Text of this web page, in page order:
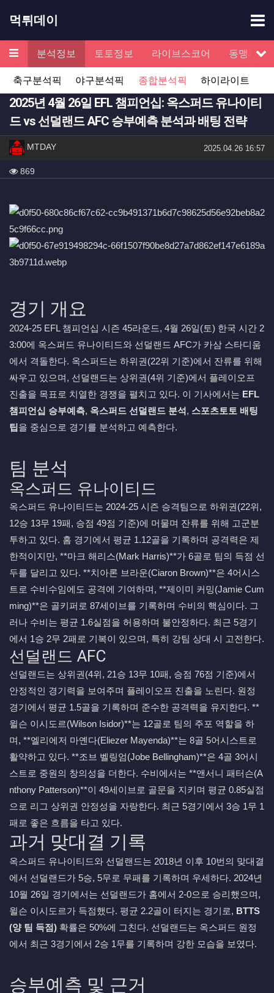
먹튀데이
메뉴
증 분석정보 토토정보 라이브스코어
동맹제휴
축구분석픽
야구분석픽 종합분석픽 하이라이트
2025년 4월 26일 EFL 챔피언십: 옥스퍼드 유나이티
드 vs 선덜랜드 AFC 승부예측 분석과 배팅 전략
작성자 정보
MTDAY작성 작성일
2025.04.26 16:57
컨텐츠 정보
869
경기 개요
2024-25 EFL 챔피언십 시즌 45라운드, 4월 26일(토) 한국 시간 2
3:00에 옥스퍼드 유나이티드와 선덜랜드 AFC가 카삼 스타디움
에서 격돌한다. 옥스퍼드는 하위권(22위 기준)에서 잔류를 위해
싸우고 있으며, 선덜랜드는 상위권(4위 기준)에서 플레이오프
진출을 목표로 치열한 경쟁을 펼치고 있다. 이 기사에서는 EFL
챔피언십 승부예측, 옥스퍼드 선덜랜드 분석, 스포츠토토 배팅
팁을 중심으로 경기를 분석하고 예측한다.
팀 분석
옥스퍼드 유나이티드
옥스퍼드 유나이티드는 2024-25 시즌 승격팀으로 하위권(22위,
12승 13무 19패, 승점 49점 기준)에 머물며 잔류를 위해 고군분
투하고 있다. 홈 경기에서 평균 1.12골을 기록하며 공격력은 제
한적이지만, **마크 해리스(Mark Harris)**가 6골로 팀의 득점 선
두를 달리고 있다. **치아론 브라운(Ciaron Brown)**은 4어시스
트로 수비수임에도 공격에 기여하며, **제이미 커밍(Jamie Cum
ming)**은 골키퍼로 87세이브를 기록하며 수비의 핵심이다. 그
러나 수비는 평균 1.6실점을 허용하며 불안정하다. 최근 5경기
에서 1승 2무 2패로 기복이 있으며, 특히 강팀 상대 시 고전한다.
선덜랜드 AFC
선덜랜드는 상위권(4위, 21승 13무 10패, 승점 76점 기준)에서
안정적인 경기력을 보여주며 플레이오프 진출을 노린다. 원정
경기에서 평균 1.5골을 기록하며 준수한 공격력을 유지한다. **
윌슨 이시도르(Wilson Isidor)**는 12골로 팀의 주포 역할을 하
며, **엘리에저 마옌다(Eliezer Mayenda)**는 8골 5어시스트로
활약하고 있다. **조브 벨링엄(Jobe Bellingham)**은 4골 3어시
스트로 중원의 창의성을 더한다. 수비에서는 **앤서니 패터슨(A
nthony Patterson)**이 49세이브로 골문을 지키며 평균 0.85실점
으로 리그 상위권 안정성을 자랑한다. 최근 5경기에서 3승 1무 1
패로 좋은 흐름을 타고 있다.
과거 맞대결 기록
옥스퍼드 유나이티드와 선덜랜드는 2018년 이후 10번의 맞대결
에서 선덜랜드가 5승, 5무로 무패를 기록하며 우세하다. 2024년
10월 26일 경기에서는 선덜랜드가 홈에서 2-0으로 승리했으며,
윌슨 이시도르가 득점했다. 평균 2.2골이 터지는 경기로, BTTS
(양 팀 득점) 확률은 50%에 그친다. 선덜랜드는 옥스퍼드 원정
에서 최근 3경기에서 2승 1무를 기록하며 강한 모습을 보였다.
승부예측 및 근거